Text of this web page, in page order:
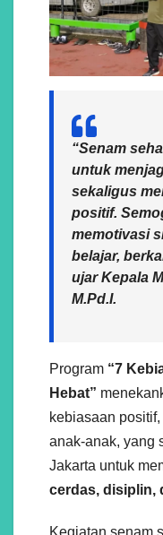
“Senam
untuk
sekaligus
positif.
memotivasi
belajar,
ujarKepala
M.Pd.I.
Program “7
Hebat”
kebiasaan
anak-anak, yang
Jakarta untuk
cerdas, disiplin,